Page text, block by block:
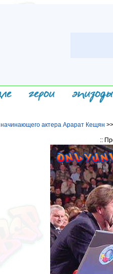
актера Арарат Кещян
::